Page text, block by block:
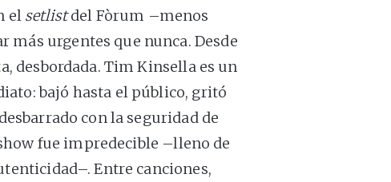
el setlistdel Fòrum –menos
más urgentes que nunca. Desde
desbordada. Tim Kinsella es un
bajó hasta el público, gritó
con la seguridad de
fue impredecible –lleno de
Entre canciones,